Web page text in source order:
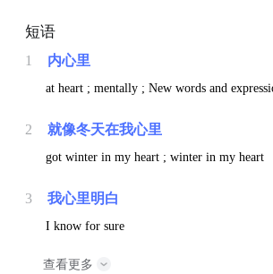
短语
1 内心里
at heart ; mentally ; New words and
2 就像冬天在我心里
got winter in my heart ; winter in my heart
3 我心里明白
I know for sure
查看更多